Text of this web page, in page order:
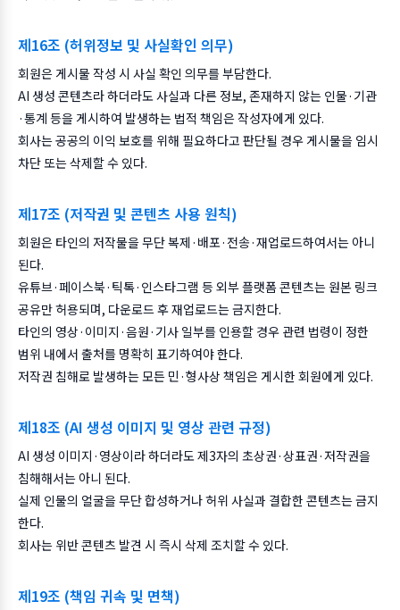
제16조 (허위정보 및 사실확인 의무)
회원은 게시물 작성 시 사실 확인 의무를 부담한다.
AI 생성 콘텐츠라 하더라도 사실과 다른 정보, 존재하지 않는 인물·기관
·통계 등을 게시하여 발생하는 법적 책임은 작성자에게 있다.
회사는 공공의 이익 보호를 위해 필요하다고 판단될 경우 게시물을 임시
차단 또는 삭제할 수 있다.
제17조 (저작권 및 콘텐츠 사용 원칙)
회원은 타인의 저작물을 무단 복제·배포·전송·재업로드하여서는 아니
된다.
유튜브·페이스북·틱톡·인스타그램 등 외부 플랫폼 콘텐츠는 원본 링크
공유만 허용되며, 다운로드 후 재업로드는 금지한다.
타인의 영상·이미지·음원·기사 일부를 인용할 경우 관련 법령이 정한
범위 내에서 출처를 명확히 표기하여야 한다.
저작권 침해로 발생하는 모든 민·형사상 책임은 게시한 회원에게 있다.
제18조 (AI 생성 이미지 및 영상 관련 규정)
AI 생성 이미지·영상이라 하더라도 제3자의 초상권·상표권·저작권을
침해해서는 아니 된다.
실제 인물의 얼굴을 무단 합성하거나 허위 사실과 결합한 콘텐츠는 금지
한다.
회사는 위반 콘텐츠 발견 시 즉시 삭제 조치할 수 있다.
제19조 (책임 귀속 및 면책)